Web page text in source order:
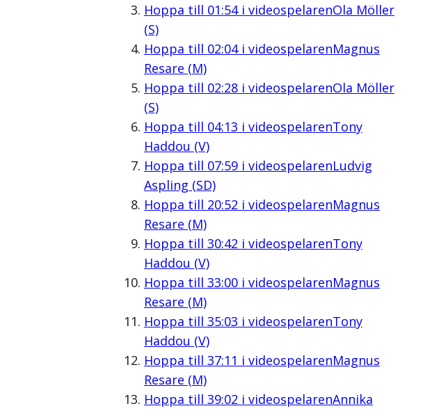
Hoppa till 01:54i videospelarenOla Möller
(S)
Hoppa till 02:04i videospelarenMagnus
Resare (M)
Hoppa till 02:28i videospelarenOla Möller
(S)
Hoppa till 04:13 i videospelarenTony
Haddou (V)
Hoppa till 07:59i videospelarenLudvig
Aspling (SD)
Hoppa till 20:52 i videospelarenMagnus
Resare (M)
Hoppa till 30:42 i videospelarenTony
Haddou (V)
Hoppa till 33:00i videospelarenMagnus
Resare (M)
Hoppa till 35:03 i videospelarenTony
Haddou (V)
Hoppa till 37:11 i videospelarenMagnus
Resare (M)
Hoppa till 39:02 i videospelarenAnnika